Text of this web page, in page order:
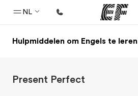
NL
Home
Programma's
Hulpmiddelen om Engels te leren
Present Perfect